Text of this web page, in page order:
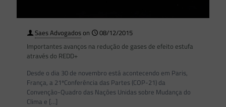
Saes Advogadoson
08/12/2015
Importantes avanços na redução de gases de efeito estufa
através do REDD+
Desde o dia 30 de novembro está acontecendo em Paris,
França, a 21ªConferência das Partes (COP-21) da
Convenção-Quadro das Nações Unidas sobre Mudança do
Clima e […]